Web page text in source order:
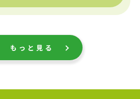
もっと見る